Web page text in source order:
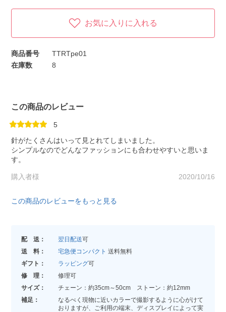
お気に入りに入れる
商品番号
TTRTpe01
在庫数
8
この商品のレビュー
5
針がたくさんはいって見とれてしまいました。
シンプルなのでどんなファッションにも合わせやすいと思いま
す。
購入者様 2020/10/16
この商品のレビューをもっと見る
配 送： 翌日配送可
送 料：
宅急便コンパクト 送料無料
ギフト：
ラッピング可
修 理：
修理可
サイズ：
チェーン：約35cm～50cm ストーン：約12mm
補足：
なるべく現物に近いカラーで撮影するように心がけて
おりますが、ご利用の端末、ディスプレイによって実